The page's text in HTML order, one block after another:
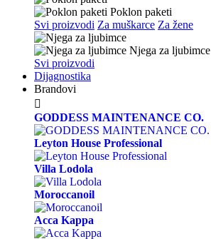
Poklon paketi
Svi proizvodi Za muškarce Za žene
Njega za ljubimce
Svi proizvodi
Dijagnostika
Brandovi

GODDESS MAINTENANCE CO.
Leyton House Professional
Villa Lodola
Moroccanoil
Acca Kappa